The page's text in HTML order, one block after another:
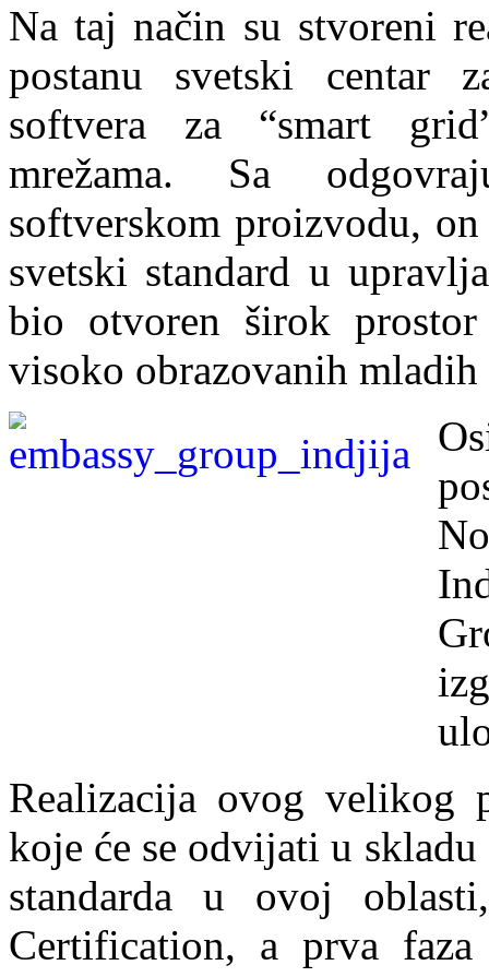
Na taj način su stvoreni
postanu svetski centar
softvera za “smart
mrežama. Sa
softverskom proizvodu,
svetski standard u
bio otvoren širok
visoko obrazovanih
Realizacija ovog velikog
koje će se odvijati u
standarda u ovoj
Certification, a prva